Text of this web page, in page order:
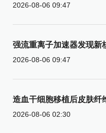
2026-08-06 09:47
强流重离子加速器发现新
2026-08-06 09:47
造血干细胞移植后皮肤纤
2026-08-06 02:30